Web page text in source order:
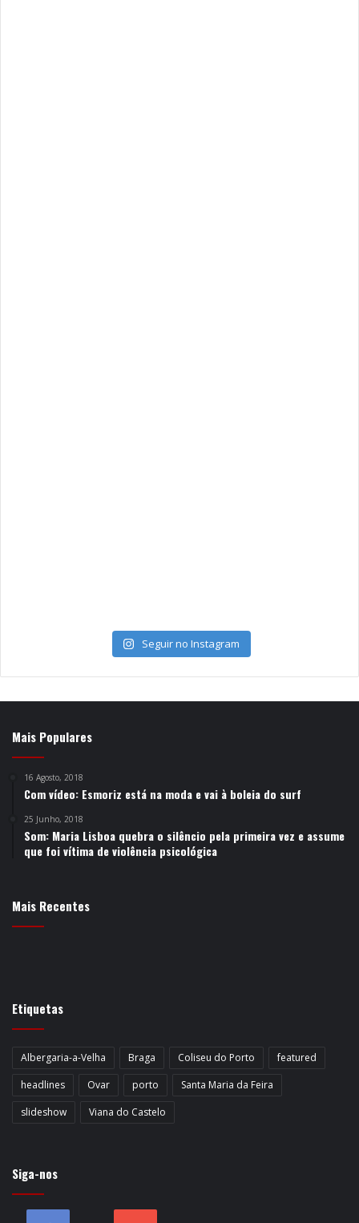
Seguir no Instagram
Mais Populares
16 Agosto, 2018
Com vídeo: Esmoriz está na moda e vai à boleia do surf
25 Junho, 2018
Som: Maria Lisboa quebra o silêncio pela primeira vez e assume
que foi vítima de violência psicológica
Mais Recentes
Etiquetas
Albergaria-a-Velha Braga Coliseu do Porto
featured
headlines
Ovar porto
Santa Maria da Feira
slideshow
Viana do Castelo
Siga-nos